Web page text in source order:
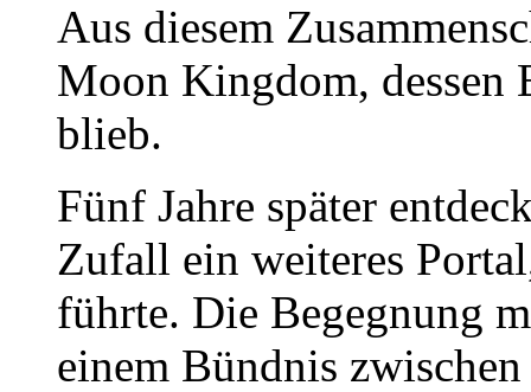
Aus diesem
Moon Kingdom, dessen
blieb.
Fünf Jahre später
Zufall ein weiteres
führte. Die Begegnung
einem Bündnis